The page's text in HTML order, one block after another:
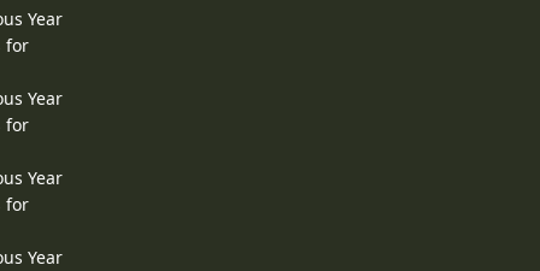
Year
for
Year
for
Year
for
Year